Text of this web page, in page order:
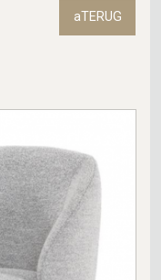
aTERUG